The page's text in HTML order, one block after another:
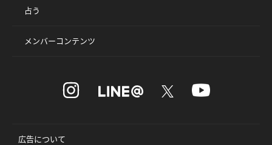
占う
メンバーコンテンツ
広告について